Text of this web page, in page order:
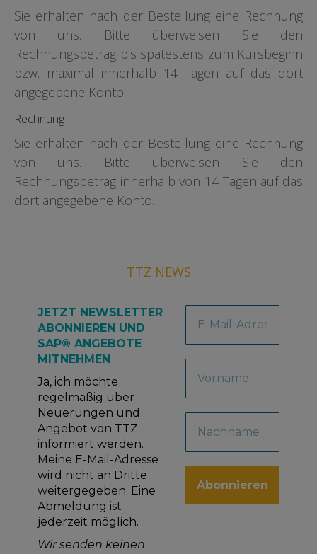
Sie erhalten nach der Bestellung eine Rechnung
von uns. Bitte überweisen Sie den
Rechnungsbetrag bis spätestens zum Kursbeginn
bzw. maximal innerhalb 14 Tagen auf das dort
angegebene Konto.
Rechnung
Sie erhalten nach der Bestellung eine Rechnung
von uns. Bitte überweisen Sie den
Rechnungsbetrag innerhalb von 14 Tagen auf das
dort angegebene Konto.
TTZ NEWS
JETZT NEWSLETTER
ABONNIEREN UND
SAP® ANGEBOTE
MITNEHMEN
Ja, ich möchte
regelmäßig über
Neuerungen und
Angebot von TTZ
informiert werden.
Meine E-Mail-Adresse
wird nicht an Dritte
weitergegeben. Eine
Abmeldung ist
jederzeit möglich.
Wir senden keinen